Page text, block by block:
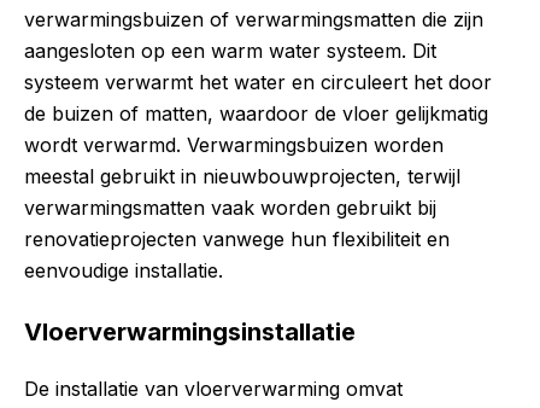
verwarmingsbuizen of verwarmingsmatten die zijn
aangesloten op een warm water systeem. Dit
systeem verwarmt het water en circuleert het door
de buizen of matten, waardoor de vloer gelijkmatig
wordt verwarmd. Verwarmingsbuizen worden
meestal gebruikt in nieuwbouwprojecten, terwijl
verwarmingsmatten vaak worden gebruikt bij
renovatieprojecten vanwege hun flexibiliteit en
eenvoudige installatie.
Vloerverwarmingsinstallatie
De installatie van vloerverwarming omvat